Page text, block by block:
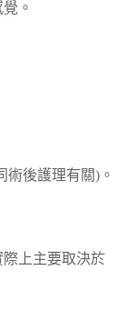
。
後護理有關)。
上主要取決於